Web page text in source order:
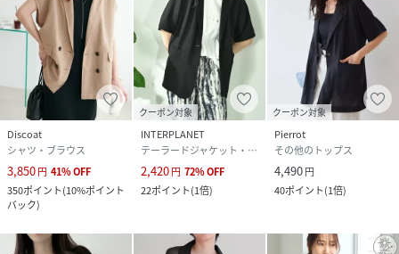
品番
PM6713_RD
(RD-0049-013-001 PM6713
Discoat
シャツ・ブラウス
3,850円 41%OFF
350ポイント(10%ポイント
バック)
クーポン対象
INTERPLANET
テーラードジャケット・ブレザー
2,420円 72%OFF
22ポイント(1倍)
クーポン対象
Pierrot
その他のトップス
4,490円
40ポイント(1倍)